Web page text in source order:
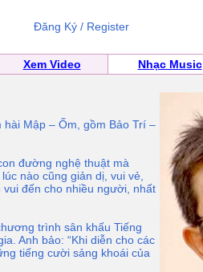
Đăng Ký / Register
Xem Video Nhạc Music
Mập – Ốm, gồm Bảo Trí –
đường nghệ thuật mà
nào cũng giản dị, vui vẻ,
đến cho nhiều người, nhất
trình sân khấu Tiếng
Anh bảo: “Khi diễn cho các
tiếng cười sảng khoái của